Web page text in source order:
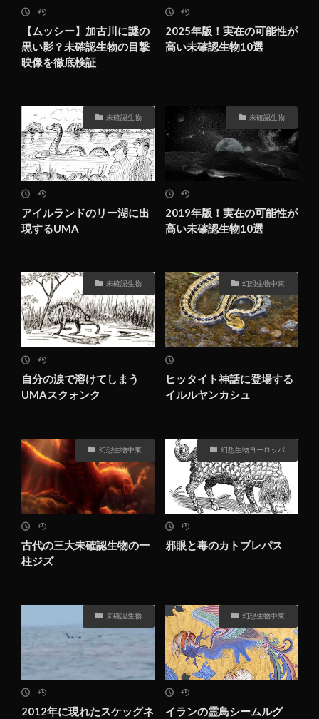
【ムッシー】加古川に謎の
黒い影？未確認生物の目撃
映像を徹底検証
2025年版！実在の可能性が
高い未確認生物10選
未確認生物
アイルランドのリー湖に出
現するUMA
未確認生物
2019年版！実在の可能性が
高い未確認生物10選
未確認生物
自分の涙で溶けてしまう
UMAスクォンク
幻想生物中東
ヒッタイト神話に登場する
イルルヤンカシュ
幻想生物中東
古代の三大未確認生物の一
柱ジズ
幻想生物ヨーロッパ
邪眼と毒のカトブレパス
未確認生物
2012年に現れたスケッグネ
幻想生物中東
イランの霊鳥シームルグ